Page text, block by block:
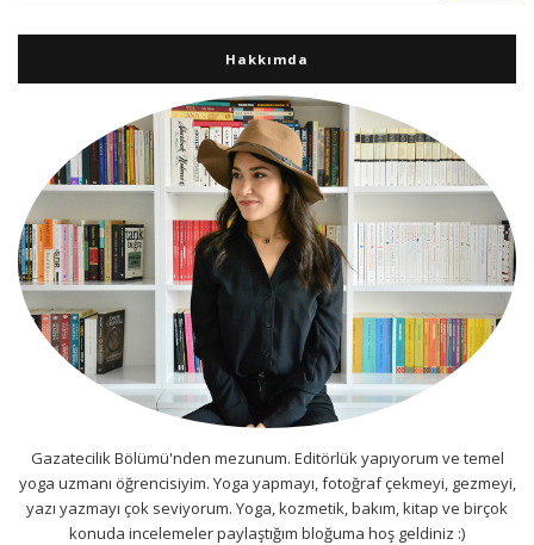
Hakkımda
Gazatecilik Bölümü'nden mezunum. Editörlük yapıyorum ve temel
yoga uzmanı öğrencisiyim. Yoga yapmayı, fotoğraf çekmeyi, gezmeyi,
yazı yazmayı çok seviyorum. Yoga, kozmetik, bakım, kitap ve birçok
konuda incelemeler paylaştığım bloğuma hoş geldiniz :)